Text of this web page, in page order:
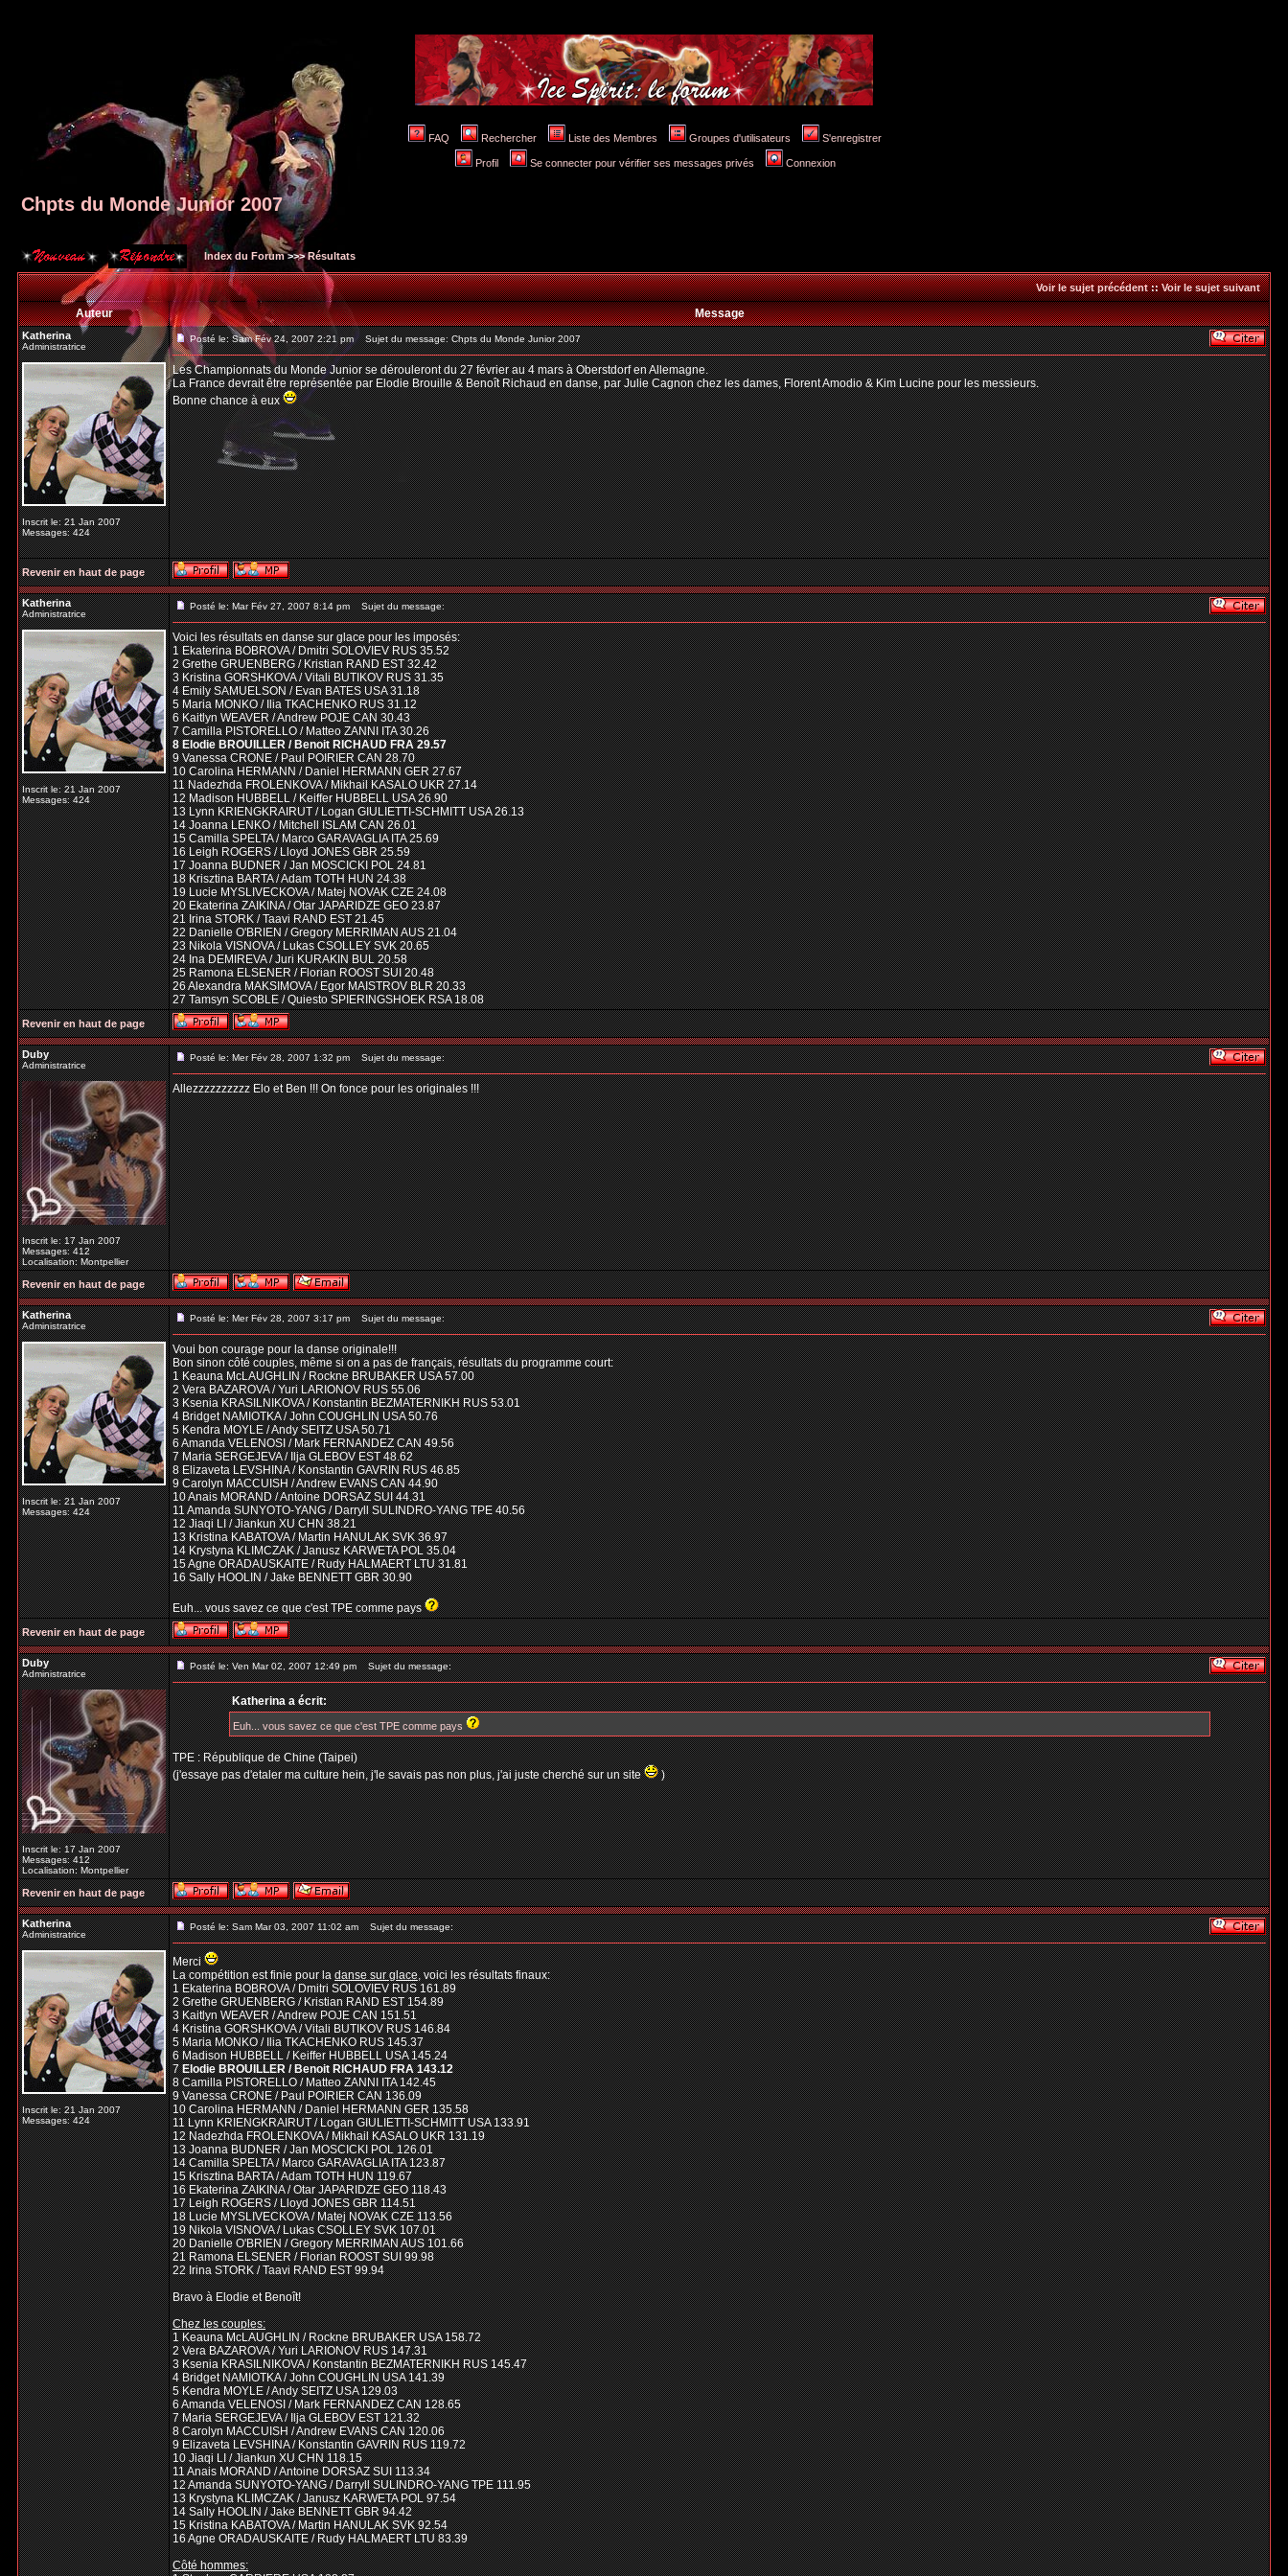
FAQ Rechercher Liste des Membres Groupes d'utilisateurs S'enregistrer
Profil Se connecter pour vérifier ses messages privés Connexion
Chpts du Monde Junior 2007
Index du Forum>>>Résultats
Voir le sujet précédent::Voir le sujet suivant
Auteur Message
Katherina
Administratrice
Inscrit le: 21 Jan 2007
Messages: 424
Posté le: Sam Fév 24, 2007 2:21 pm Sujet du message: Chpts du Monde Junior 2007
Les Championnats du Monde Junior se dérouleront du 27 février au 4 mars à Oberstdorf en Allemagne.
La France devrait être représentée par Elodie Brouille & Benoît Richaud en danse, par Julie Cagnon chez les dames, Florent Amodio & Kim Lucine pour les messieurs.
Bonne chance à eux
Revenir en haut de page
Katherina
Administratrice
Inscrit le: 21 Jan 2007
Messages: 424
Posté le: Mar Fév 27, 2007 8:14 pm Sujet du message:
Voici les résultats en danse sur glace pour les imposés:
1 Ekaterina BOBROVA / Dmitri SOLOVIEV RUS 35.52
2 Grethe GRUENBERG / Kristian RAND EST 32.42
3 Kristina GORSHKOVA / Vitali BUTIKOV RUS 31.35
4 Emily SAMUELSON / Evan BATES USA 31.18
5 Maria MONKO / Ilia TKACHENKO RUS 31.12
6 Kaitlyn WEAVER / Andrew POJE CAN 30.43
7 Camilla PISTORELLO / Matteo ZANNI ITA 30.26
8 Elodie BROUILLER / Benoit RICHAUD FRA 29.57
9 Vanessa CRONE / Paul POIRIER CAN 28.70
10 Carolina HERMANN / Daniel HERMANN GER 27.67
11 Nadezhda FROLENKOVA / Mikhail KASALO UKR 27.14
12 Madison HUBBELL / Keiffer HUBBELL USA 26.90
13 Lynn KRIENGKRAIRUT / Logan GIULIETTI-SCHMITT USA 26.13
14 Joanna LENKO / Mitchell ISLAM CAN 26.01
15 Camilla SPELTA / Marco GARAVAGLIA ITA 25.69
16 Leigh ROGERS / Lloyd JONES GBR 25.59
17 Joanna BUDNER / Jan MOSCICKI POL 24.81
18 Krisztina BARTA / Adam TOTH HUN 24.38
19 Lucie MYSLIVECKOVA / Matej NOVAK CZE 24.08
20 Ekaterina ZAIKINA / Otar JAPARIDZE GEO 23.87
21 Irina STORK / Taavi RAND EST 21.45
22 Danielle O'BRIEN / Gregory MERRIMAN AUS 21.04
23 Nikola VISNOVA / Lukas CSOLLEY SVK 20.65
24 Ina DEMIREVA / Juri KURAKIN BUL 20.58
25 Ramona ELSENER / Florian ROOST SUI 20.48
26 Alexandra MAKSIMOVA / Egor MAISTROV BLR 20.33
27 Tamsyn SCOBLE / Quiesto SPIERINGSHOEK RSA 18.08
Revenir en haut de page
Duby
Administratrice
Inscrit le: 17 Jan 2007
Messages: 412
Localisation: Montpellier
Posté le: Mer Fév 28, 2007 1:32 pm Sujet du message:
Allezzzzzzzzzz Elo et Ben !!! On fonce pour les originales !!!
Revenir en haut de page
Katherina
Administratrice
Inscrit le: 21 Jan 2007
Messages: 424
Posté le: Mer Fév 28, 2007 3:17 pm Sujet du message:
Voui bon courage pour la danse originale!!!
Bon sinon côté couples, même si on a pas de français, résultats du programme court:
1 Keauna McLAUGHLIN / Rockne BRUBAKER USA 57.00
2 Vera BAZAROVA / Yuri LARIONOV RUS 55.06
3 Ksenia KRASILNIKOVA / Konstantin BEZMATERNIKH RUS 53.01
4 Bridget NAMIOTKA / John COUGHLIN USA 50.76
5 Kendra MOYLE / Andy SEITZ USA 50.71
6 Amanda VELENOSI / Mark FERNANDEZ CAN 49.56
7 Maria SERGEJEVA / Ilja GLEBOV EST 48.62
8 Elizaveta LEVSHINA / Konstantin GAVRIN RUS 46.85
9 Carolyn MACCUISH / Andrew EVANS CAN 44.90
10 Anais MORAND / Antoine DORSAZ SUI 44.31
11 Amanda SUNYOTO-YANG / Darryll SULINDRO-YANG TPE 40.56
12 Jiaqi LI / Jiankun XU CHN 38.21
13 Kristina KABATOVA / Martin HANULAK SVK 36.97
14 Krystyna KLIMCZAK / Janusz KARWETA POL 35.04
15 Agne ORADAUSKAITE / Rudy HALMAERT LTU 31.81
16 Sally HOOLIN / Jake BENNETT GBR 30.90
Euh... vous savez ce que c'est TPE comme pays
Revenir en haut de page
Duby
Administratrice
Inscrit le: 17 Jan 2007
Messages: 412
Localisation: Montpellier
Posté le: Ven Mar 02, 2007 12:49 pm Sujet du message:
Katherina a écrit:
Euh... vous savez ce que c'est TPE comme pays
TPE : République de Chine (Taipei)
(j'essaye pas d'etaler ma culture hein, j'le savais pas non plus, j'ai juste cherché sur un site
)
Revenir en haut de page
Katherina
Administratrice
Inscrit le: 21 Jan 2007
Messages: 424
Posté le: Sam Mar 03, 2007 11:02 am Sujet du message:
Merci
La compétition est finie pour ladanse sur glace, voici les résultats finaux:
1 Ekaterina BOBROVA / Dmitri SOLOVIEV RUS 161.89
2 Grethe GRUENBERG / Kristian RAND EST 154.89
3 Kaitlyn WEAVER / Andrew POJE CAN 151.51
4 Kristina GORSHKOVA / Vitali BUTIKOV RUS 146.84
5 Maria MONKO / Ilia TKACHENKO RUS 145.37
6 Madison HUBBELL / Keiffer HUBBELL USA 145.24
7Elodie BROUILLER / Benoit RICHAUD FRA 143.12
8 Camilla PISTORELLO / Matteo ZANNI ITA 142.45
9 Vanessa CRONE / Paul POIRIER CAN 136.09
10 Carolina HERMANN / Daniel HERMANN GER 135.58
11 Lynn KRIENGKRAIRUT / Logan GIULIETTI-SCHMITT USA 133.91
12 Nadezhda FROLENKOVA / Mikhail KASALO UKR 131.19
13 Joanna BUDNER / Jan MOSCICKI POL 126.01
14 Camilla SPELTA / Marco GARAVAGLIA ITA 123.87
15 Krisztina BARTA / Adam TOTH HUN 119.67
16 Ekaterina ZAIKINA / Otar JAPARIDZE GEO 118.43
17 Leigh ROGERS / Lloyd JONES GBR 114.51
18 Lucie MYSLIVECKOVA / Matej NOVAK CZE 113.56
19 Nikola VISNOVA / Lukas CSOLLEY SVK 107.01
20 Danielle O'BRIEN / Gregory MERRIMAN AUS 101.66
21 Ramona ELSENER / Florian ROOST SUI 99.98
22 Irina STORK / Taavi RAND EST 99.94
Bravo à Elodie et Benoît!
Chez les couples:
1 Keauna McLAUGHLIN / Rockne BRUBAKER USA 158.72
2 Vera BAZAROVA / Yuri LARIONOV RUS 147.31
3 Ksenia KRASILNIKOVA / Konstantin BEZMATERNIKH RUS 145.47
4 Bridget NAMIOTKA / John COUGHLIN USA 141.39
5 Kendra MOYLE / Andy SEITZ USA 129.03
6 Amanda VELENOSI / Mark FERNANDEZ CAN 128.65
7 Maria SERGEJEVA / Ilja GLEBOV EST 121.32
8 Carolyn MACCUISH / Andrew EVANS CAN 120.06
9 Elizaveta LEVSHINA / Konstantin GAVRIN RUS 119.72
10 Jiaqi LI / Jiankun XU CHN 118.15
11 Anais MORAND / Antoine DORSAZ SUI 113.34
12 Amanda SUNYOTO-YANG / Darryll SULINDRO-YANG TPE 111.95
13 Krystyna KLIMCZAK / Janusz KARWETA POL 97.54
14 Sally HOOLIN / Jake BENNETT GBR 94.42
15 Kristina KABATOVA / Martin HANULAK SVK 92.54
16 Agne ORADAUSKAITE / Rudy HALMAERT LTU 83.39
Côté hommes: